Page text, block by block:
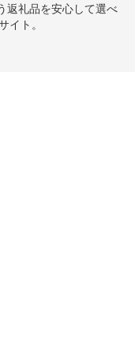
返礼品を安心して選べ
イト。